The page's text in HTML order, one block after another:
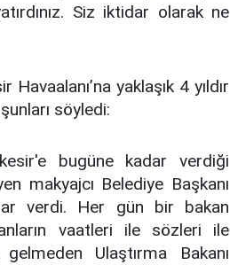
Siz iktidar olarak ne
yaklaşık 4 yıldır
söyledi:
bugüne kadar verdiği
makyajcı Belediye Başkanı
verdi. Her gün bir bakan
vaatleri ile sözleri ile
gelmeden Ulaştırma Bakanı